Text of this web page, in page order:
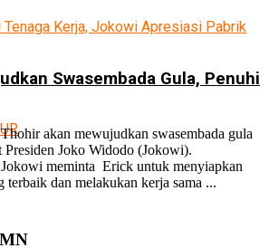
Swasembada Gula, Penuhi
akan mewujudkan swasembada gula
Presiden Joko Widodo (Jokowi).
Jokowi meminta Erick untuk menyiapkan
dan melakukan kerja sama ...